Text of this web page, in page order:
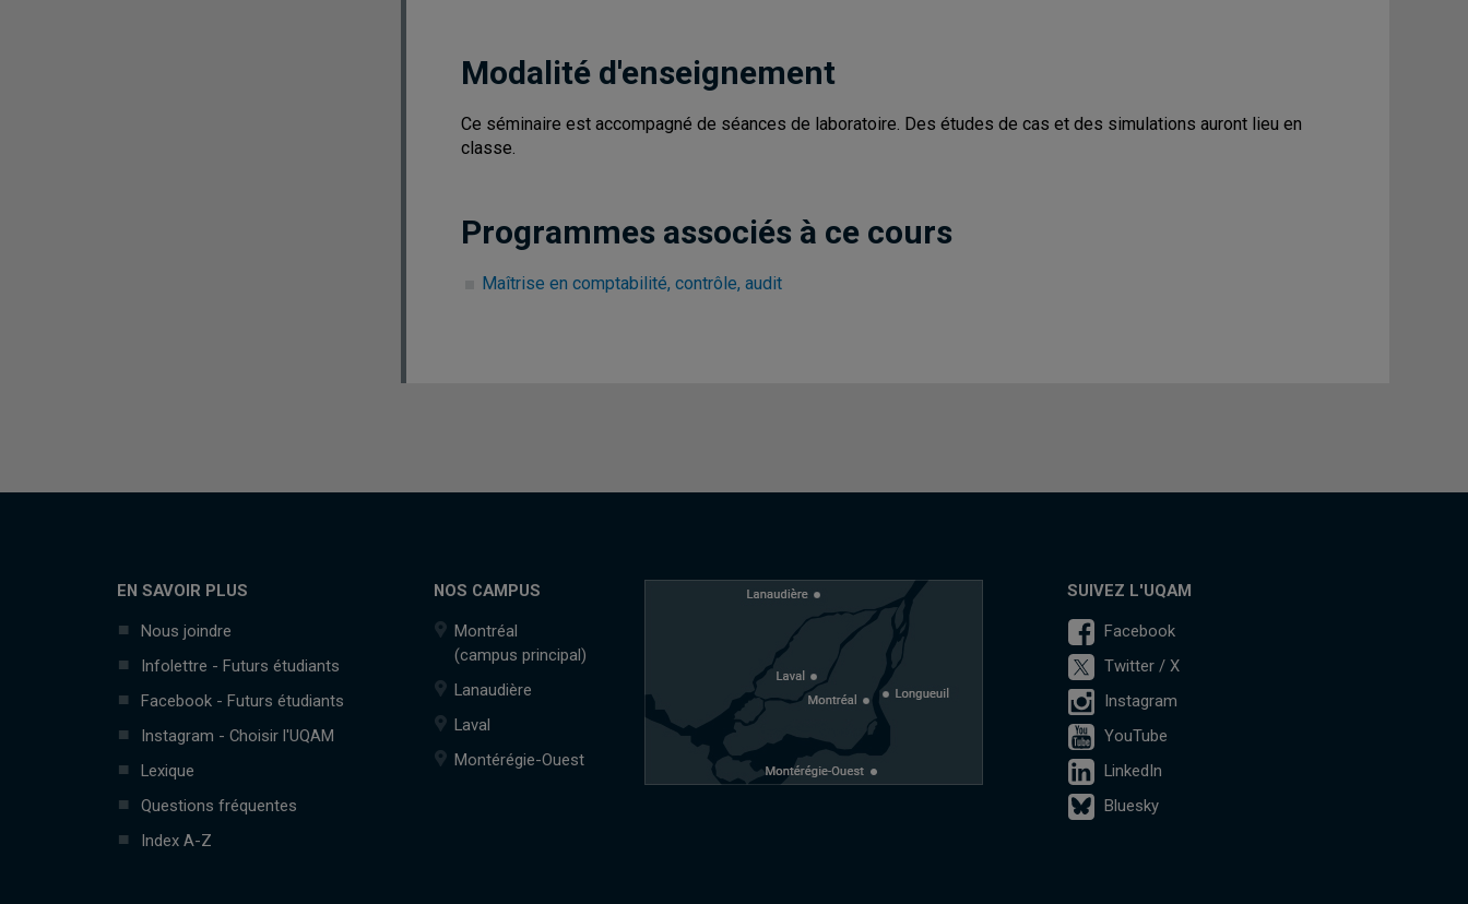
Modalité d'enseignement
Ce séminaire est accompagné de séances de laboratoire. Des études de cas et des simulations auront lieu en
classe.
Programmes associés à ce cours
Maîtrise en comptabilité, contrôle, audit
EN SAVOIR PLUS
Nous joindre
Infolettre - Futurs étudiants
Facebook - Futurs étudiants
Instagram - Choisir l'UQAM
Lexique
Questions fréquentes
Index A-Z
NOS CAMPUS
Montréal
(campus principal)
Lanaudière
Laval
Montérégie-Ouest
SUIVEZ L'UQAM
Facebook
Twitter / X
Instagram
YouTube
LinkedIn
Bluesky